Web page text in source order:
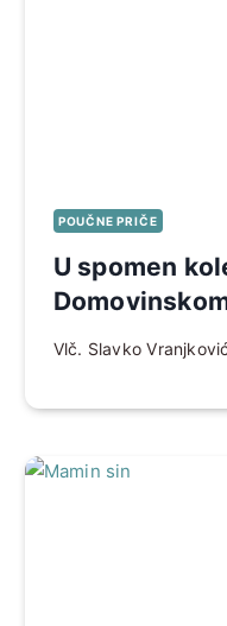
POUČNE PRIČE
U spomen
Vlč. Slavko Vranjković